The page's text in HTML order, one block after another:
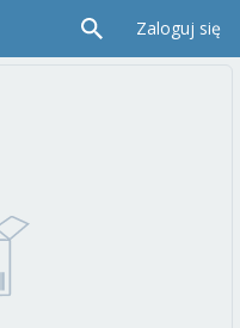
Zaloguj się